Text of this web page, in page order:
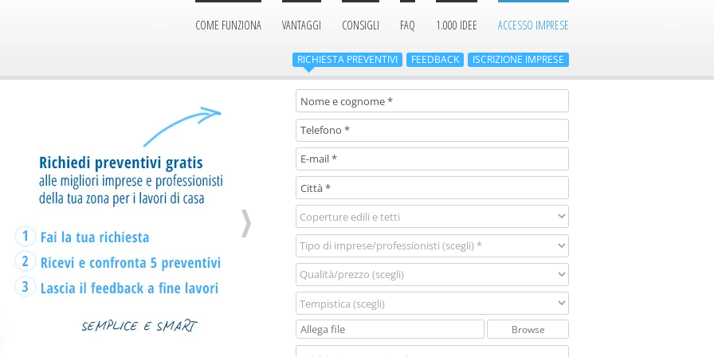
COME FUNZIONA VANTAGGI CONSIGLI FAQ 1.000 IDEE ACCESSO IMPRESE
RICHIESTA PREVENTIVI FEEDBACK ISCRIZIONE IMPRESE
Browse